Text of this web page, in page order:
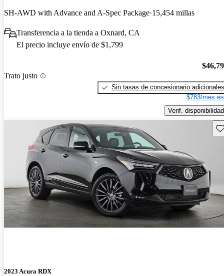
SH-AWD with Advance and A-Spec Package 15,454 millas
Transferencia a la tienda a Oxnard, CA
El precio incluye envío de $1,799
Trato justo
Sin tasas de concesionario adicionales
$783/mes
Verif. disponibilidad
2023 Acura RDX